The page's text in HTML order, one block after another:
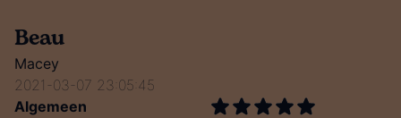
Beau
Macey
2021-03-07 23:05:45
Algemeen